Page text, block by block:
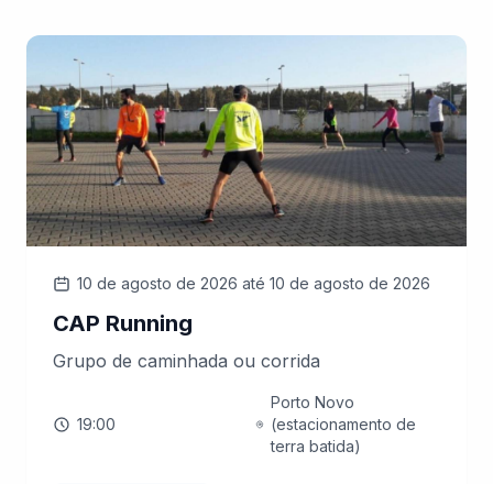
10 de agosto de 2026 até 10 de agosto de 2026
CAP Running
Grupo de caminhada ou corrida
19:00
Porto Novo
(estacionamento de
terra batida)